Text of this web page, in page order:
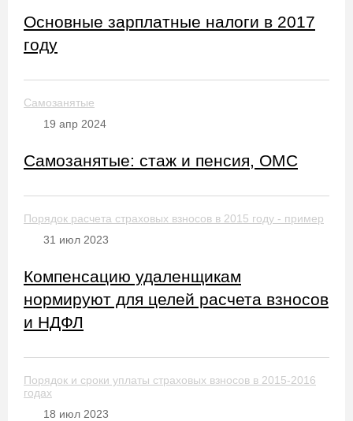
Основные зарплатные налоги в 2017
году
Самозанятые
19 апр 2024
Самозанятые: стаж и пенсия, ОМС
Порядок расчета страховых взносов в 2015 году - пример
31 июл 2023
Компенсацию удаленщикам
нормируют для целей расчета взносов
и НДФЛ
Порядок и сроки уплаты страховых взносов в 2015-2016
годах
18 июл 2023